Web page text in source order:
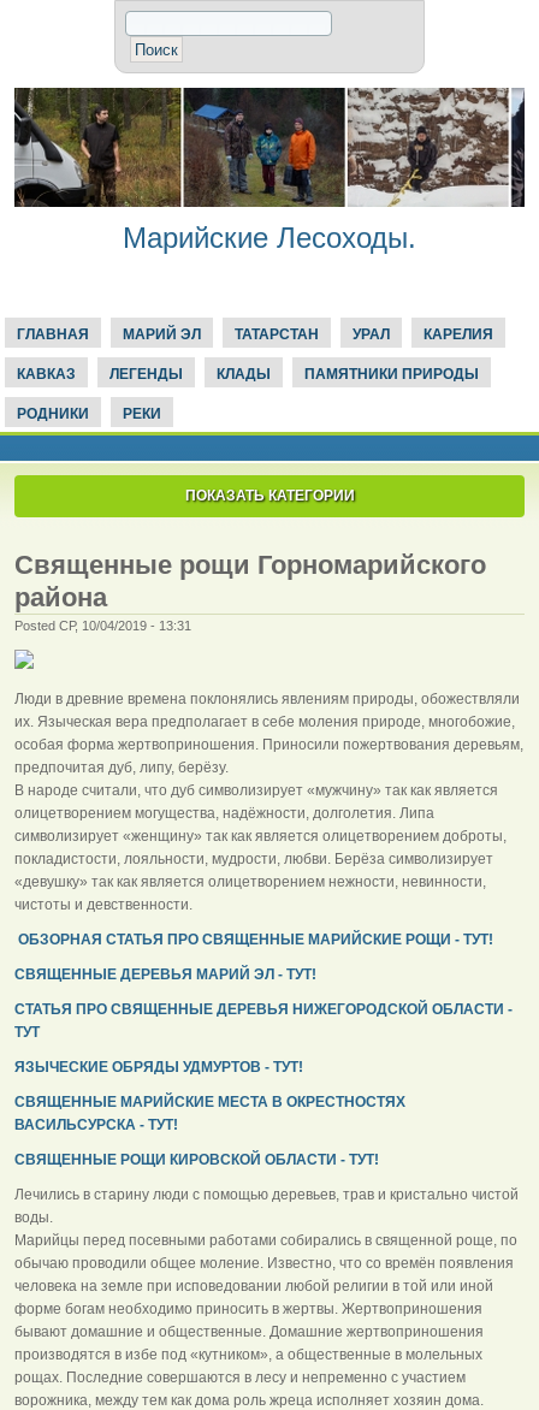
Марийские Лесоходы.
ГЛАВНАЯ МАРИЙ ЭЛ ТАТАРСТАН УРАЛ КАРЕЛИЯ
КАВКАЗ ЛЕГЕНДЫ КЛАДЫ ПАМЯТНИКИ ПРИРОДЫ
РОДНИКИ РЕКИ
ПОКАЗАТЬ КАТЕГОРИИ
Священные рощи Горномарийского
района
Posted СР, 10/04/2019 - 13:31
Люди в древние времена поклонялись явлениям природы, обожествляли
их. Языческая вера предполагает в себе моления природе, многобожие,
особая форма жертвоприношения. Приносили пожертвования деревьям,
предпочитая дуб, липу, берёзу.
В народе считали, что дуб символизирует «мужчину» так как является
олицетворением могущества, надёжности, долголетия. Липа
символизирует «женщину» так как является олицетворением доброты,
покладистости, лояльности, мудрости, любви. Берёза символизирует
«девушку» так как является олицетворением нежности, невинности,
чистоты и девственности.
ОБЗОРНАЯ СТАТЬЯ ПРО СВЯЩЕННЫЕ МАРИЙСКИЕ РОЩИ - ТУТ!
СВЯЩЕННЫЕ ДЕРЕВЬЯ МАРИЙ ЭЛ - ТУТ!
СТАТЬЯ ПРО СВЯЩЕННЫЕ ДЕРЕВЬЯ НИЖЕГОРОДСКОЙ ОБЛАСТИ -
ТУТ
ЯЗЫЧЕСКИЕ ОБРЯДЫ УДМУРТОВ - ТУТ!
СВЯЩЕННЫЕ МАРИЙСКИЕ МЕСТА В ОКРЕСТНОСТЯХ
ВАСИЛЬСУРСКА - ТУТ!
СВЯЩЕННЫЕ РОЩИ КИРОВСКОЙ ОБЛАСТИ - ТУТ!
Лечились в старину люди с помощью деревьев, трав и кристально чистой
воды.
Марийцы перед посевными работами собирались в священной роще, по
обычаю проводили общее моление. Известно, что со времён появления
человека на земле при исповедовании любой религии в той или иной
форме богам необходимо приносить в жертвы. Жертвоприношения
бывают домашние и общественные. Домашние жертвоприношения
производятся в избе под «кутником», а общественные в молельных
рощах. Последние совершаются в лесу и непременно с участием
ворожника, между тем как дома роль жреца исполняет хозяин дома.